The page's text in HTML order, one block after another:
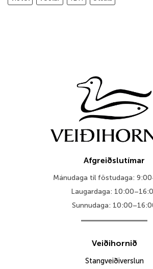
Afgreiðslutímar
Mánudaga til föstudaga:
Laugardaga:
Sunnudaga:
Veiðihornið
Stangveiðiverslun